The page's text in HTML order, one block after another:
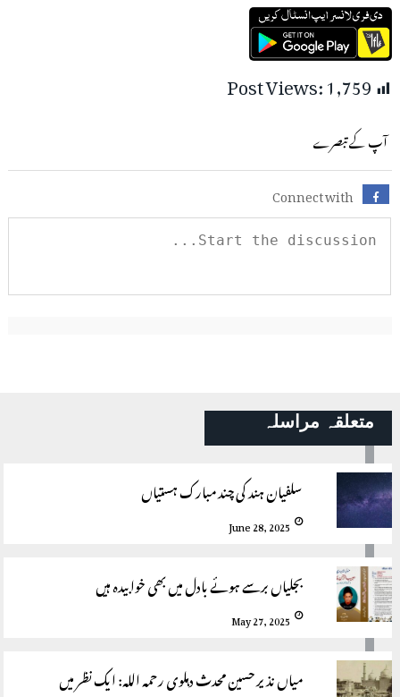
Post Views:1,759
آپ کے تبصرے
Connect with
متعلقہ مراسلہ
سلفیان ہند کی چند مبارک ہستیاں
June 28, 2025
بجلیاں برسے ہوئے بادل میں بھی خوابیدہ ہیں
May 27, 2025
میاں نذیر حسین محدث دہلوی رحمہ اللہ: ایک نظر میں